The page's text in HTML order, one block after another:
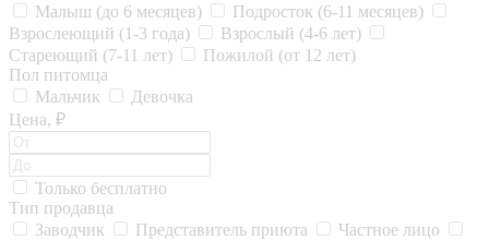
Малыш (до 6 месяцев)
Подросток (6-11 месяцев)
Взрослеющий (1-3 года)
Взрослый (4-6 лет)
Стареющий (7-11 лет)
Пожилой (от 12 лет)
Пол питомца
Мальчик
Девочка
Цена, ₽
Только бесплатно
Тип продавца
Заводчик
Представитель приюта
Частное лицо